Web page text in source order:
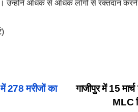
उन्होंने अधिक से अधिक लोगों से रक्तदान
गाजीपुर में 15
MLC
में 278 मरीजों का